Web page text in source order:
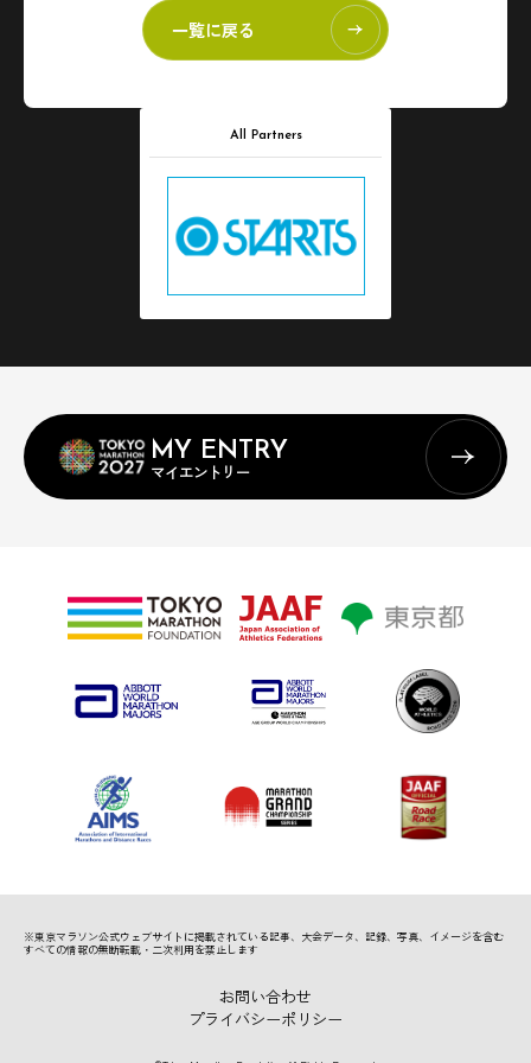
一覧に戻る
All Partners
MY ENTRY
マイエントリー
※東京マラソン公式ウェブサイトに掲載されている記事、 大会データ、記録、写真、イメージを含む
すべての情報の無断転載・二次利用を禁止します
お問い合わせ
プライバシーポリシー